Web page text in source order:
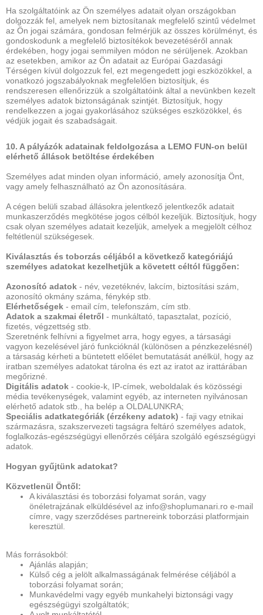
Ha szolgáltatóink az Ön személyes adatait olyan országokban
dolgozzák fel, amelyek nem biztosítanak megfelelő szintű védelmet
az Ön jogai számára, gondosan felmérjük az összes körülményt, és
gondoskodunk a megfelelő biztosítékok bevezetéséről annak
érdekében, hogy jogai semmilyen módon ne sérüljenek. Azokban
az esetekben, amikor az Ön adatait az Európai Gazdasági
Térségen kívül dolgozzuk fel, ezt megengedett jogi eszközökkel, a
vonatkozó jogszabályoknak megfelelően biztosítjuk, és
rendszeresen ellenőrizzük a szolgáltatóink által a nevünkben kezelt
személyes adatok biztonságának szintjét. Biztosítjuk, hogy
rendelkezzen a jogai gyakorlásához szükséges eszközökkel, és
védjük jogait és szabadságait.
10. A pályázók adatainak feldolgozása a LEMO FUN-on belül
elérhető állások betöltése érdekében
Személyes adat minden olyan információ, amely azonosítja Önt,
vagy amely felhasználható az Ön azonosítására.
A cégen belüli szabad állásokra jelentkező jelentkezők adatait
munkaszerződés megkötése jogos célból kezeljük. Biztosítjuk, hogy
csak olyan személyes adatait kezeljük, amelyek a megjelölt célhoz
feltétlenül szükségesek.
Kiválasztás és toborzás céljából a következő kategóriájú
személyes adatokat kezelhetjük a követett céltól függően:
Azonosító adatok - név, vezetéknév, lakcím, biztosítási szám,
azonosító okmány száma, fénykép stb.
Elérhetőségek - email cím, telefonszám, cím stb.
Adatok a szakmai életről - munkáltató, tapasztalat, pozíció,
fizetés, végzettség stb.
Szeretnénk felhívni a figyelmet arra, hogy egyes, a társasági
vagyon kezelésével járó funkcióknál (különösen a pénzkezelésnél)
a társaság kérheti a büntetett előélet bemutatását anélkül, hogy az
iratban személyes adatokat tárolna és ezt az iratot az irattárában
megőrizné.
Digitális adatok - cookie-k, IP-címek, weboldalak és közösségi
média tevékenységek, valamint egyéb, az interneten nyilvánosan
elérhető adatok stb., ha belép a OLDALUNKRA;
Speciális adatkategóriák (érzékeny adatok) - faji vagy etnikai
származásra, szakszervezeti tagságra feltáró személyes adatok,
foglalkozás-egészségügyi ellenőrzés céljára szolgáló egészségügyi
adatok.
Hogyan gyűjtünk adatokat?
Közvetlenül Öntől:
A kiválasztási és toborzási folyamat során, vagy
önéletrajzának elküldésével az info@shoplumanari.ro e-mail
címre, vagy szerződéses partnereink toborzási platformjain
keresztül.
Más forrásokból:
Ajánlás alapján;
Külső cég a jelölt alkalmasságának felmérése céljából a
toborzási folyamat során;
Munkavédelmi vagy egyéb munkahelyi biztonsági vagy
egészségügyi szolgáltatók;